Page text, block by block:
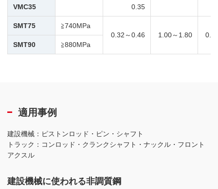
VMC35 0.35
SMT75
≧740MPa
0.32～0.46
1.00～1.80
SMT90
≧880MPa
適用事例
建設機械：ピストンロッド・ピン・シャフト
トラック：コンロッド・クランクシャフト・ナックル・フロント
アクスル
建設機械に使われる非調質鋼